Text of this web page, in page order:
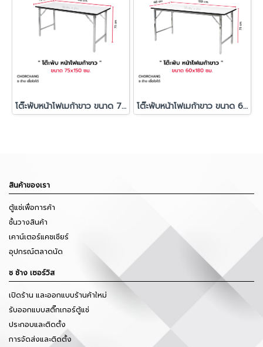
โต๊ะพับหน้าโฟเมก้าขาว ขนาด 75x150 ซม. โต๊ะพับหน้าโฟเมก้าขาว ขนาด 60x180 ซม.
สินค้าของเรา
ตู้แช่เพื่อการค้า
ชั้นวางสินค้า
เคาน์เตอร์แคชเชียร์
อุปกรณ์ตลาดนัด
ช ช้าง เซอร์วิส
เปิดร้าน และออกแบบร้านค้าใหม่
รับออกแบบสติ๊กเกอร์ตู้แช่
ประกอบและติดตั้ง
การจัดส่งและติดตั้ง